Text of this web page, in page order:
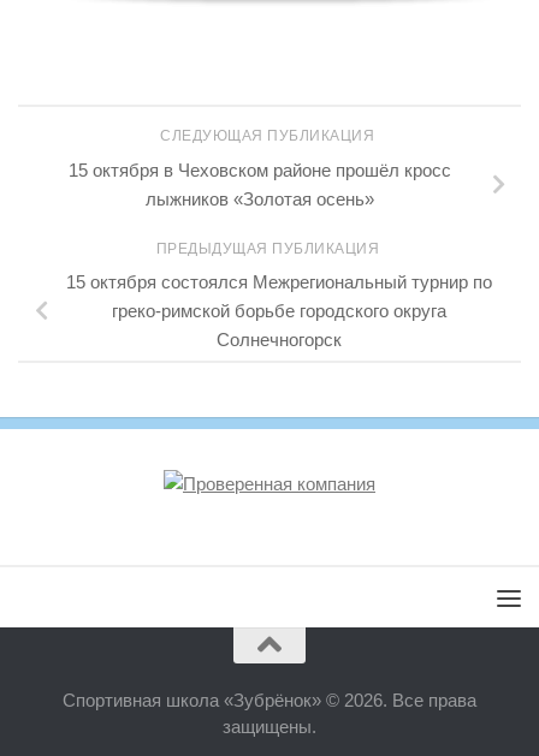
СЛЕДУЮЩАЯ ПУБЛИКАЦИЯ
15 октября в Чеховском районе прошёл кросс
лыжников «Золотая осень»
ПРЕДЫДУЩАЯ ПУБЛИКАЦИЯ
15 октября состоялся Межрегиональный турнир по
греко-римской борьбе городского округа
Солнечногорск
Спортивная школа «Зубрёнок» © 2026. Все права
защищены.